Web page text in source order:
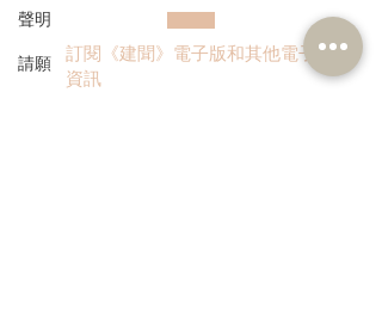
聲明
請願
斬斷「鬼油」市場 守護社
區安全 保障市民生命
訂閱《建聞》電子版和其他電子
資訊